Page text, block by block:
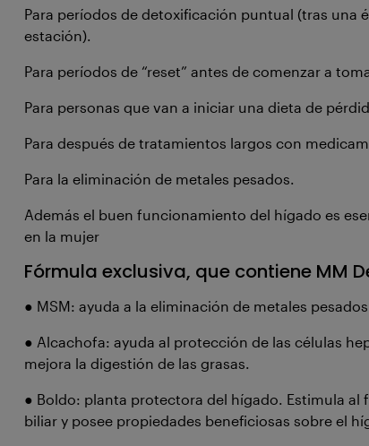
Para períodos de detoxificación puntual (tras una
estación).
Para períodos de “reset” antes de comenzar a
Para personas que van a iniciar una dieta de
Para después de tratamientos largos con
Para la eliminación de metales pesados.
Además el buen funcionamiento del hígado es
en la mujer
Fórmula exclusiva, que contiene MM
● MSM: ayuda a la eliminación de metales
● Alcachofa: ayuda al protección de las células
mejora la digestión de las grasas.
● Boldo: planta protectora del hígado. Estimula al
biliar y posee propiedades beneficiosas sobre el